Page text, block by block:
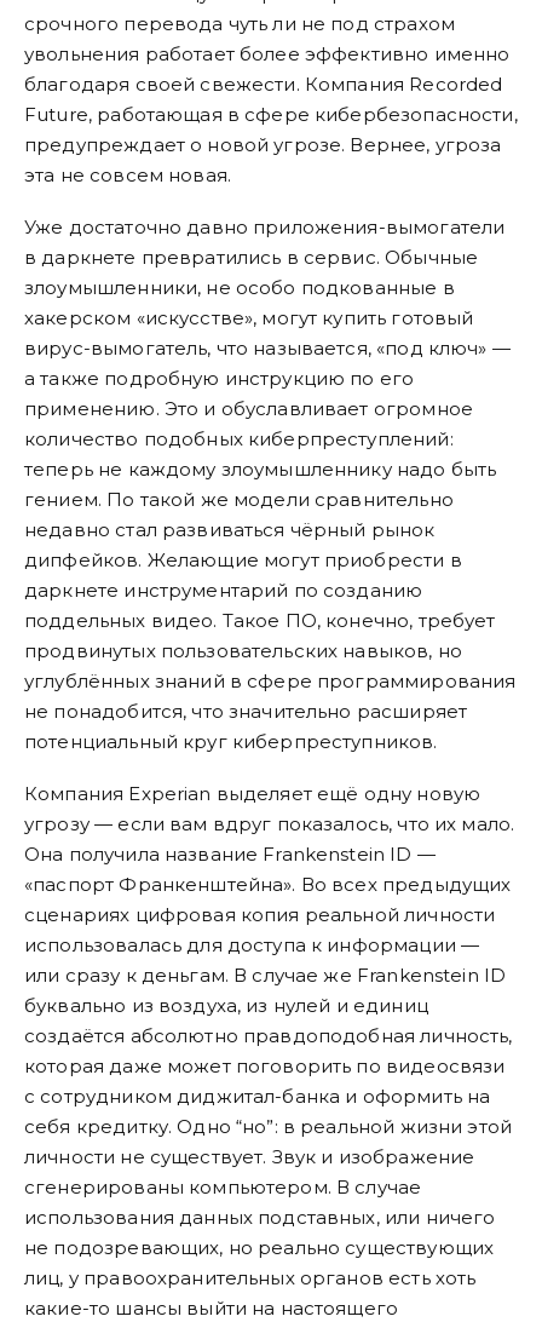
срочного перевода чуть ли не под страхом
увольнения работает более эффективно именно
благодаря своей свежести. Компания Recorded
Future, работающая в сфере кибербезопасности,
предупреждает о новой угрозе. Вернее, угроза
эта не совсем новая.
Уже достаточно давно приложения-вымогатели
в даркнете превратились в сервис. Обычные
злоумышленники, не особо подкованные в
хакерском «искусстве», могут купить готовый
вирус-вымогатель, что называется, «под ключ» —
а также подробную инструкцию по его
применению. Это и обуславливает огромное
количество подобных киберпреступлений:
теперь не каждому злоумышленнику надо быть
гением. По такой же модели сравнительно
недавно стал развиваться чёрный рынок
дипфейков. Желающие могут приобрести в
даркнете инструментарий по созданию
поддельных видео. Такое ПО, конечно, требует
продвинутых пользовательских навыков, но
углублённых знаний в сфере программирования
не понадобится, что значительно расширяет
потенциальный круг киберпреступников.
Компания Experian выделяет ещё одну новую
угрозу — если вам вдруг показалось, что их мало.
Она получила название Frankenstein ID —
«паспорт Франкенштейна». Во всех предыдущих
сценариях цифровая копия реальной личности
использовалась для доступа к информации —
или сразу к деньгам. В случае же Frankenstein ID
буквально из воздуха, из нулей и единиц
создаётся абсолютно правдоподобная личность,
которая даже может поговорить по видеосвязи
с сотрудником диджитал-банка и оформить на
себя кредитку. Одно “но”: в реальной жизни этой
личности не существует. Звук и изображение
сгенерированы компьютером. В случае
использования данных подставных, или ничего
не подозревающих, но реально существующих
лиц, у правоохранительных органов есть хоть
какие-то шансы выйти на настоящего